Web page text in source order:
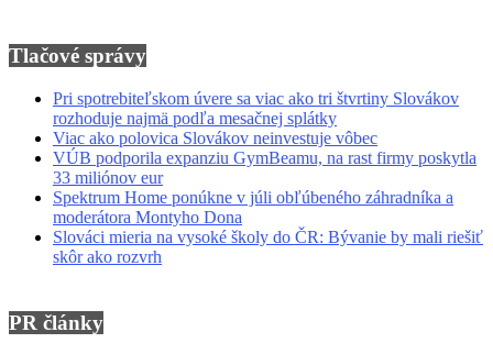
Tlačové správy
Pri spotrebiteľskom úvere sa viac ako tri štvrtiny Slovákov
rozhoduje najmä podľa mesačnej splátky
Viac ako polovica Slovákov neinvestuje vôbec
VÚB podporila expanziu GymBeamu, na rast firmy poskytla
33 miliónov eur
Spektrum Home ponúkne v júli obľúbeného záhradníka a
moderátora Montyho Dona
Slováci mieria na vysoké školy do ČR: Bývanie by mali riešiť
skôr ako rozvrh
PR články